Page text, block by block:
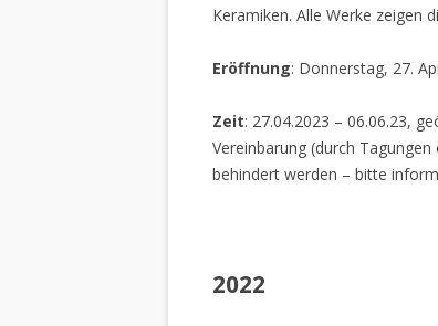
Keramiken. Alle Werke zeigen
Eröffnung: Donnerstag, 27.
Zeit: 27.04.2023 – 06.06.23,
Vereinbarung (durch
behindert werden – bitte
2022